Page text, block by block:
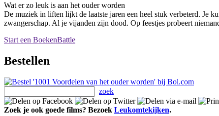
Wat er zo leuk is aan het ouder worden
De muziek in liften lijkt de laatste jaren een heel stuk verbeterd. Je
zwangerschap. Al je vijanden zijn dood. Op feestjes probeert
Start een BoekenBattle
Bestellen
zoek
Zoek je ook goede films? Bezoek Leukomtekijken.